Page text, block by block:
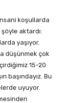
koşullarda
aktardı:
yaşıyor.
düşünmek çok
15-20
başındayız. Bu
uyuyor.